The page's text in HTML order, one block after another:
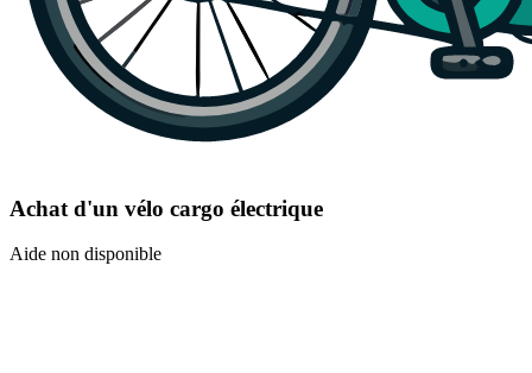
Achat d'un vélo cargo électrique
Aide non disponible